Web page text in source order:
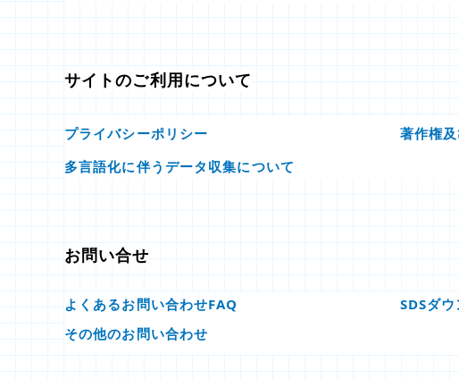
サイトのご利用について
プライバシーポリシー 著作権
多言語化に伴うデータ収集について
お問い合せ
よくあるお問い合わせFAQ SDSダ
その他のお問い合わせ